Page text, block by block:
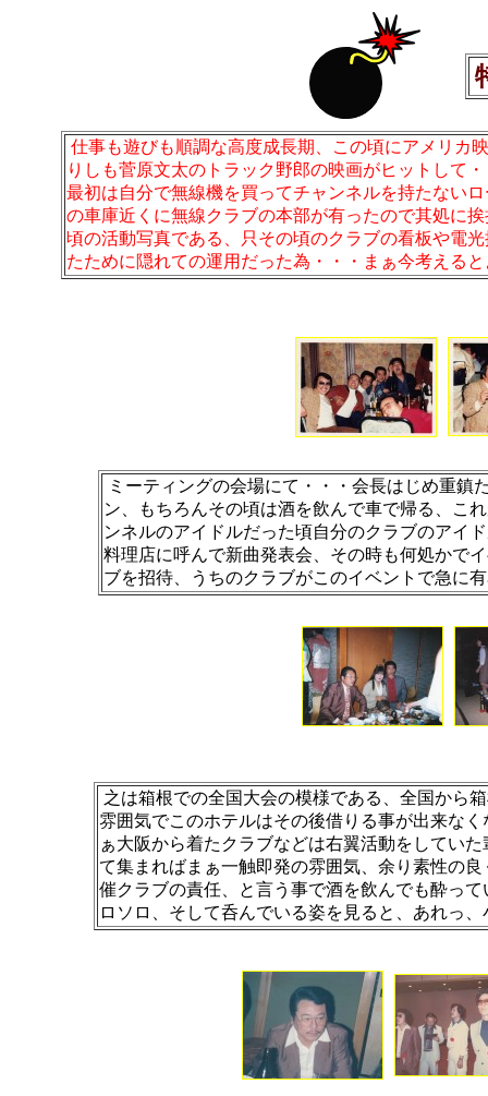
仕事も遊びも順調な高度成長期、この頃にアメリカ
りしも菅原文太のトラック野郎の映画がヒットして
最初は自分で無線機を買ってチャンネルを持たない
の車庫近くに無線クラブの本部が有ったので其処に
頃の活動写真である、只その頃のクラブの看板や電
たために隠れての運用だった為・・・まぁ今考える
之は箱根での全国大会の模様である、全国から
雰囲気でこのホテルはその後借りる事が出来な
ぁ大阪から着たクラブなどは右翼活動をしてい
て集まればまぁ一触即発の雰囲気、余り素性の
催クラブの責任、と言う事で酒を飲んでも酔っ
ロソロ、そして呑んでいる姿を見ると、あれっ
ミーティングの会場にて・・・会長はじめ重
ン、もちろんその頃は酒を飲んで車で帰る、こ
ンネルのアイドルだった頃自分のクラブのアイ
料理店に呼んで新曲発表会、その時も何処かで
ブを招待、うちのクラブがこのイベントで急に